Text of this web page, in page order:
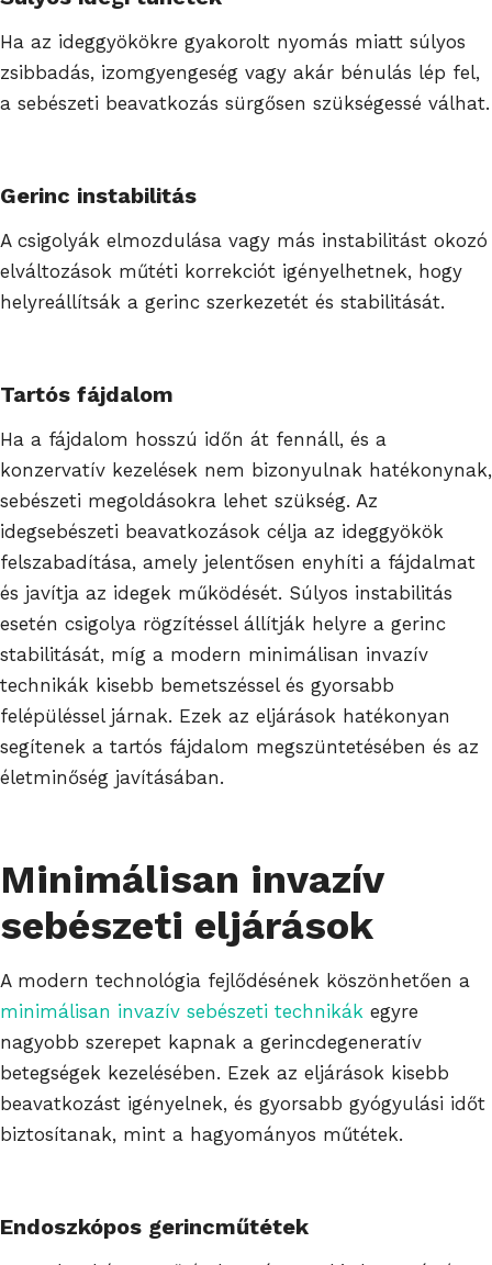
Ha az ideggyökökre gyakorolt nyomás miatt súlyos
zsibbadás, izomgyengeség vagy akár bénulás lép fel,
a sebészeti beavatkozás sürgősen szükségessé válhat.
Gerinc instabilitás
A csigolyák elmozdulása vagy más instabilitást okozó
elváltozások műtéti korrekciót igényelhetnek, hogy
helyreállítsák a gerinc szerkezetét és stabilitását.
Tartós fájdalom
Ha a fájdalom hosszú időn át fennáll, és a
konzervatív kezelések nem bizonyulnak hatékonynak,
sebészeti megoldásokra lehet szükség. Az
idegsebészeti beavatkozások célja az ideggyökök
felszabadítása, amely jelentősen enyhíti a fájdalmat
és javítja az idegek működését. Súlyos instabilitás
esetén csigolya rögzítéssel állítják helyre a gerinc
stabilitását, míg a modern minimálisan invazív
technikák kisebb bemetszéssel és gyorsabb
felépüléssel járnak. Ezek az eljárások hatékonyan
segítenek a tartós fájdalom megszüntetésében és az
életminőség javításában.
Minimálisan invazív
sebészeti eljárások
A modern technológia fejlődésének köszönhetően a
minimálisan invazív sebészeti technikák egyre
nagyobb szerepet kapnak a gerincdegeneratív
betegségek kezelésében. Ezek az eljárások kisebb
beavatkozást igényelnek, és gyorsabb gyógyulási időt
biztosítanak, mint a hagyományos műtétek.
Endoszkópos gerincműtétek